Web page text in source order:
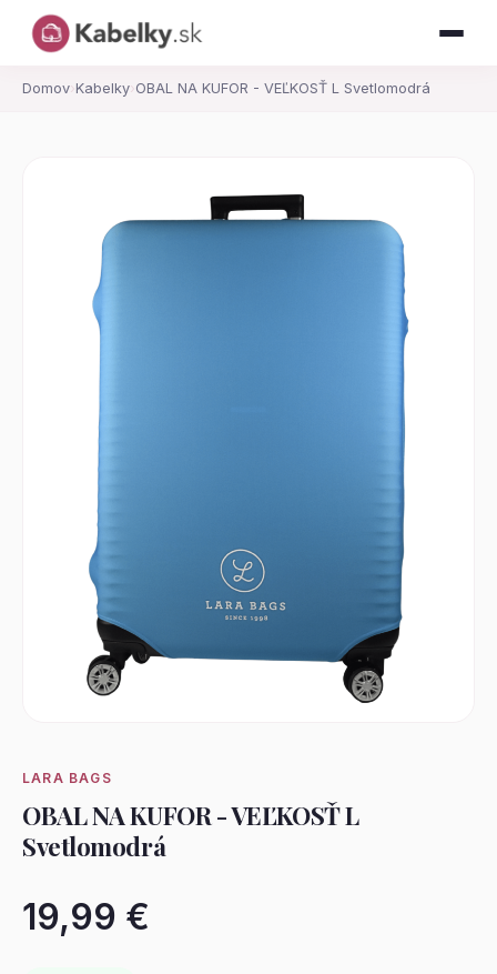
Domov› Kabelky› OBAL NA KUFOR - VEĽKOSŤ L Svetlomodrá
LARA BAGS
OBAL NA KUFOR - VEĽKOSŤ L
Svetlomodrá
19,99 €